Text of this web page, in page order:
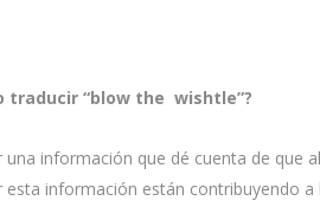
traducir “blow the wishtle”?
información que dé cuenta de que
información están contribuyendo